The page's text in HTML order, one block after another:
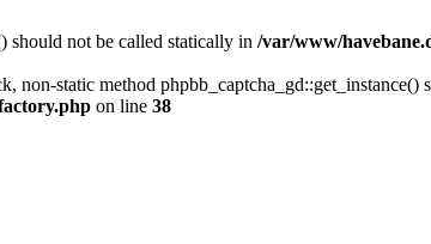
should not be called statically in /var/www/
non-static method phpbb_captcha_gd::get_instance()
on line 38